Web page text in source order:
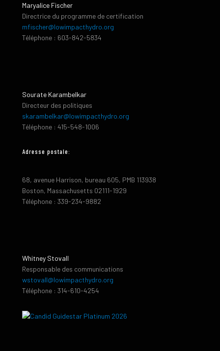
Maryalice Fischer
Directrice du programme de certification
mfischer@lowimpacthydro.org
Téléphone : 603-842-5834
Sourate Karambelkar
Directeur des politiques
skarambelkar@lowimpacthydro.org
Téléphone : 415-548-1006
Adresse postale:
68, avenue Harrison, bureau 605, PMB 113938
Boston, Massachusetts 02111-1929
Téléphone : 339-234-9882
Whitney Stovall
Responsable des communications
wstovall@lowimpacthydro.org
Téléphone : 314-610-4254